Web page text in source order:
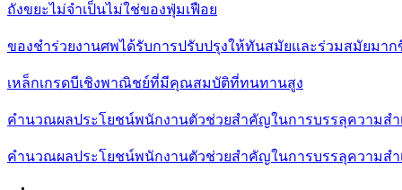
ถังขยะไม่จำเป็นไม่ใช่ของฟุ่มเฟือย
ของชำร่วยงานศพได้รับการปรับปรุงให้ทันสมัยและร่วมสมัยมา
เหล็กเกรดบีเชิงพาณิชย์ที่มีคุณสมบัติที่ทนทานสูง
คำนวณผลประโยชน์พนักงานตัวช่วยสำคัญในการบรรลุความสำ
คำนวณผลประโยชน์พนักงานตัวช่วยสำคัญในการบรรลุความสำ